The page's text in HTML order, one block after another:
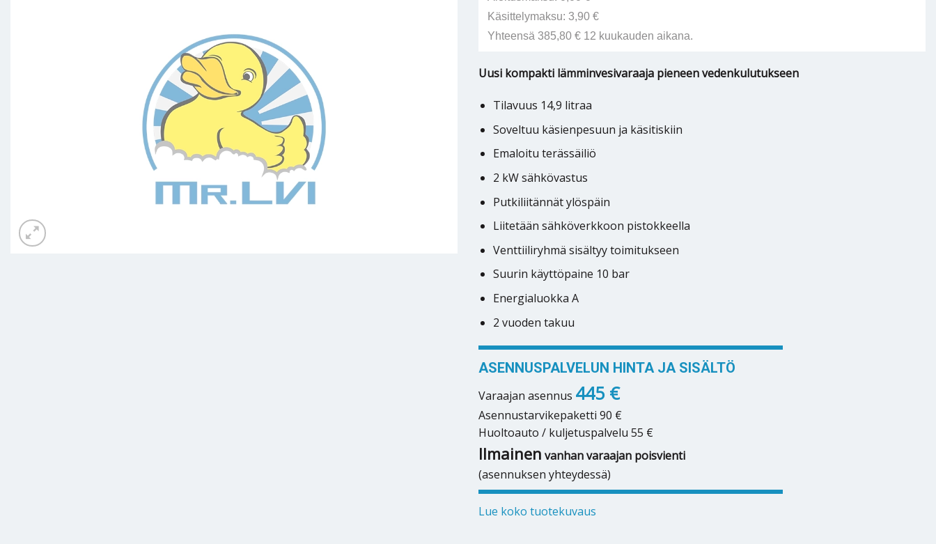
Käsittelymaksu: 3,90 €
Yhteensä 385,80 € 12 kuukauden aikana.
Uusi kompakti lämminvesivaraaja pieneen vedenkulutukseen
Tilavuus 14,9 litraa
Soveltuu käsienpesuun ja käsitiskiin
Emaloitu terässäiliö
2 kW sähkövastus
Putkiliitännät ylöspäin
Liitetään sähköverkkoon pistokkeella
Venttiiliryhmä sisältyy toimitukseen
Suurin käyttöpaine 10 bar
Energialuokka A
2 vuoden takuu
ASENNUSPALVELUN HINTA JA SISÄLTÖ
Varaajan asennus 445 €
Asennustarvikepaketti 90 €
Huoltoauto / kuljetuspalvelu 55 €
Ilmainen vanhan varaajan poisvienti
(asennuksen yhteydessä)
Lue koko tuotekuvaus